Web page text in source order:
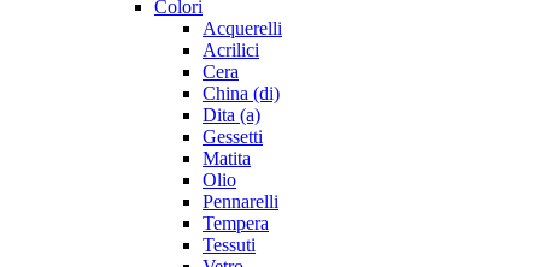
Colori
Acquerelli
Acrilici
Cera
China (di)
Dita (a)
Gessetti
Matita
Olio
Pennarelli
Tempera
Tessuti